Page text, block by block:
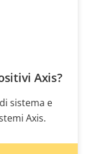
Axis?
sistema e
Axis.